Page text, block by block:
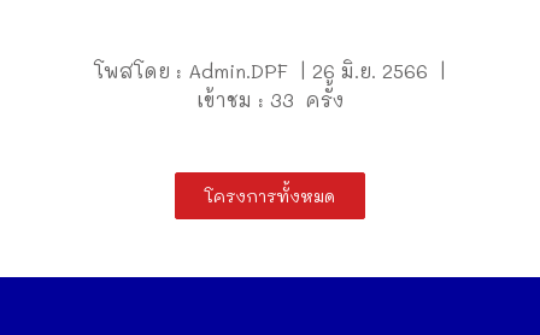
โพสโดย : Admin.DPF | 26 มิ.ย. 2566 |
เข้าชม : 33 ครั้ง
โครงการทั้งหมด